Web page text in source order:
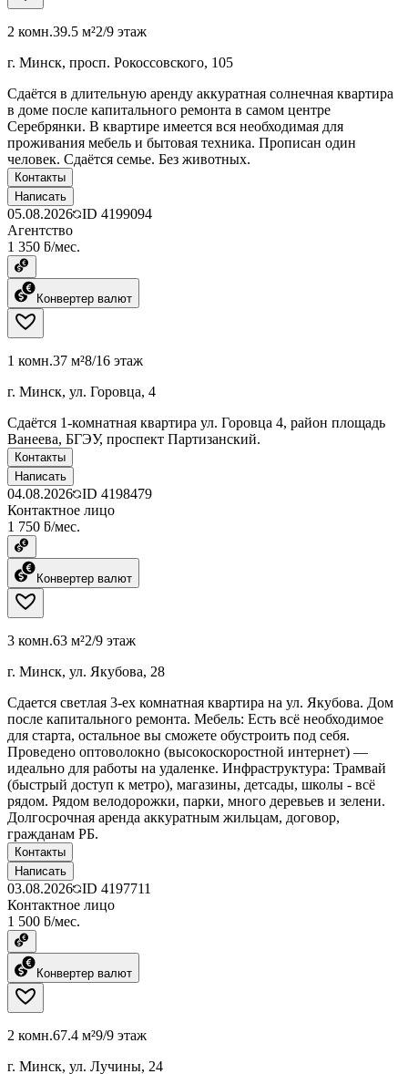
2 комн.39.5 м²2/9 этаж
г. Минск, просп. Рокоссовского, 105
Сдаётся в длительную аренду аккуратная солнечная квартира
в доме после капитального ремонта в самом центре
Серебрянки. В квартире имеется вся необходимая для
проживания мебель и бытовая техника. Прописан один
человек. Сдаётся семье. Без животных.
Контакты
Написать
05.08.2026 ID 4199094
Агентство
1 350 ƃ/мес.
Конвертер валют
1 комн.37 м²8/16 этаж
г. Минск, ул. Горовца, 4
Сдаётся 1-комнатная квартира ул. Горовца 4, район площадь
Ванеева, БГЭУ, проспект Партизанский.
Контакты
Написать
04.08.2026 ID 4198479
Контактное лицо
1 750 ƃ/мес.
Конвертер валют
3 комн.63 м²2/9 этаж
г. Минск, ул. Якубова, 28
Сдается светлая 3-ех комнатная квартира на ул. Якубова. Дом
после капитального ремонта. Мебель: Есть всё необходимое
для старта, остальное вы сможете обустроить под себя.
Проведено оптоволокно (высокоскоростной интернет) —
идеально для работы на удаленке. Инфраструктура: Трамвай
(быстрый доступ к метро), магазины, детсады, школы - всё
рядом. Рядом велодорожки, парки, много деревьев и зелени.
Долгосрочная аренда аккуратным жильцам, договор,
гражданам РБ.
Контакты
Написать
03.08.2026 ID 4197711
Контактное лицо
1 500 ƃ/мес.
Конвертер валют
2 комн.67.4 м²9/9 этаж
г. Минск, ул. Лучины, 24